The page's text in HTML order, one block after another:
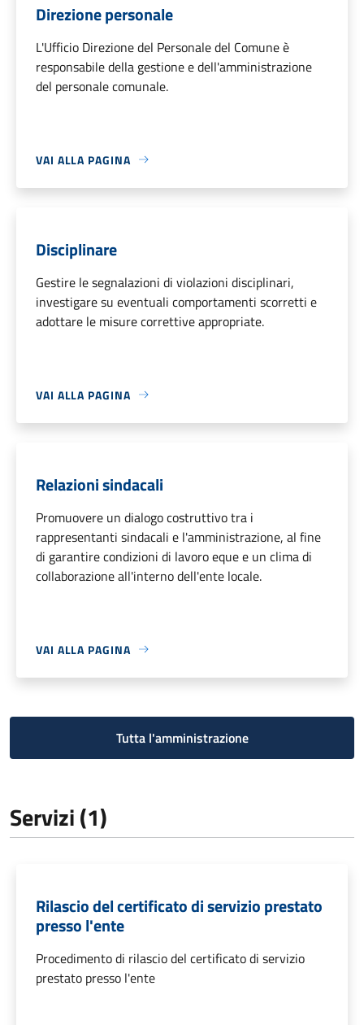
Direzione personale
L'Ufficio Direzione del Personale del Comune è
responsabile della gestione e dell'amministrazione
del personale comunale.
VAI ALLA PAGINA
Disciplinare
Gestire le segnalazioni di violazioni disciplinari,
investigare su eventuali comportamenti scorretti e
adottare le misure correttive appropriate.
VAI ALLA PAGINA
Relazioni sindacali
Promuovere un dialogo costruttivo tra i
rappresentanti sindacali e l'amministrazione, al fine
di garantire condizioni di lavoro eque e un clima di
collaborazione all'interno dell'ente locale.
VAI ALLA PAGINA
Tutta l'amministrazione
Servizi (1)
Rilascio del certificato di servizio prestato
presso l'ente
Procedimento di rilascio del certificato di servizio
prestato presso l'ente